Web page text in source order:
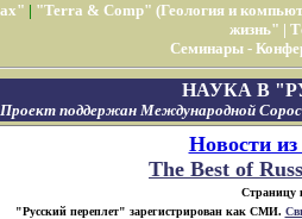
| "Terra & Comp" (Геология и
жизнь" |
Семинары -
НАУКА В
Проект поддержан Международной
Новости
The Best of
Страницу
"Русский переплет" зарегистрирован как СМИ.